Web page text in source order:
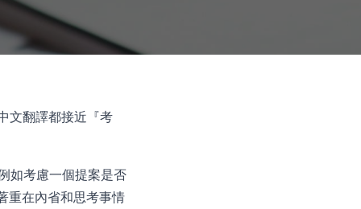
文翻譯都接近『考
如考慮一個提案是否
重在內省和思考事情